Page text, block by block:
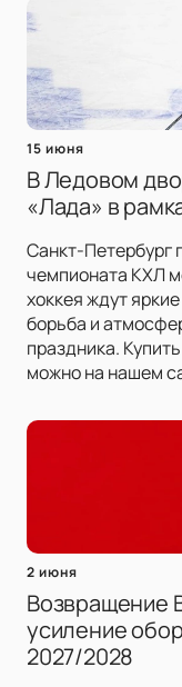
15 июня
В Ледовом
«Лада» в
Санкт-Петербург
чемпионата КХЛ
хоккея ждут
борьба и
праздника.
можно на нашем
2 июня
Возвращение
усиление
2027/2028